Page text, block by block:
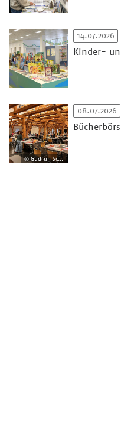
14.07.2026
Kinder-
© Gudrun Schäfer-Burmeister
08.07.2026